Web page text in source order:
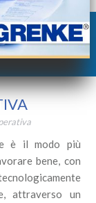
è il modo più
bene, con
attraverso un